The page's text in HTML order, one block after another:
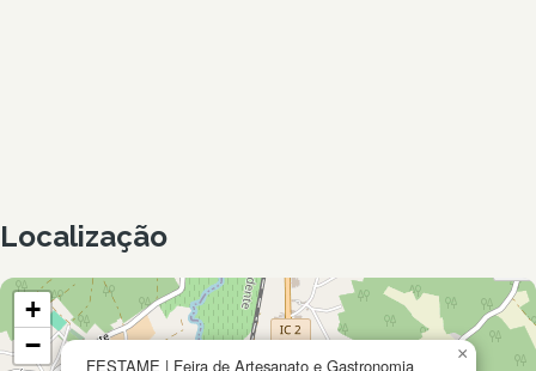
Localização
FESTAME | Feira de Artesanato e Gastronomia
×
+
−